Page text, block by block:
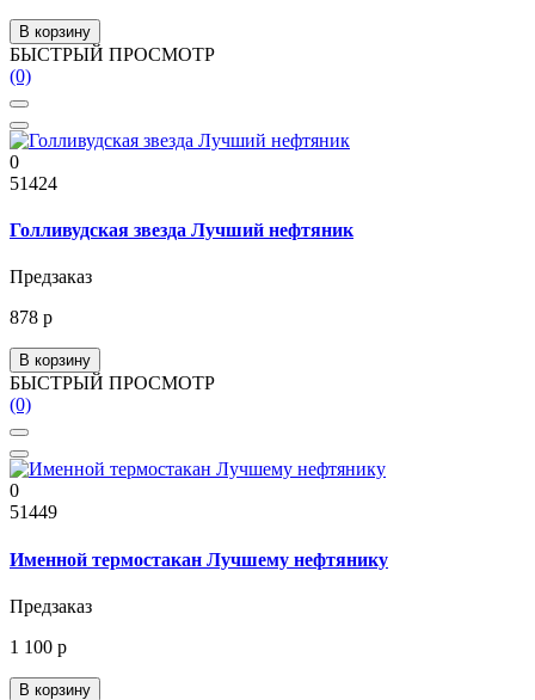
В корзину
БЫСТРЫЙ ПРОСМОТР
(0)
0
51424
Голливудская звезда Лучший нефтяник
Предзаказ
878 р
В корзину
БЫСТРЫЙ ПРОСМОТР
(0)
0
51449
Именной термостакан Лучшему нефтянику
Предзаказ
1 100 р
В корзину